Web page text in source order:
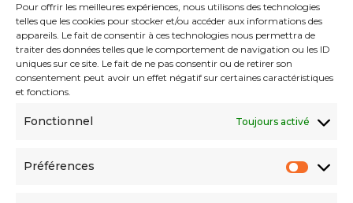
Pour offrir les meilleures expériences, nous utilisons des technologies
telles que les cookies pour stocker et/ou accéder aux informations des
appareils. Le fait de consentir à ces technologies nous permettra de
traiter des données telles que le comportement de navigation ou les ID
uniques sur ce site. Le fait de ne pas consentir ou de retirer son
consentement peut avoir un effet négatif sur certaines caractéristiques
et fonctions.
Fonctionnel Toujours activé
Préférences
Menu
About
References